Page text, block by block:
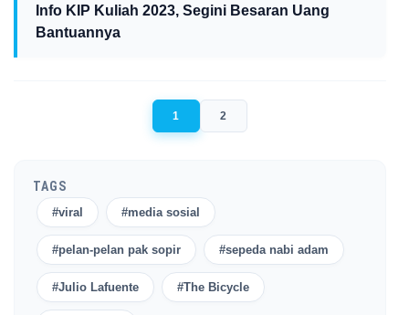
Info KIP Kuliah 2023, Segini Besaran Uang
Bantuannya
1 2
TAGS
#viral #media sosial
#pelan-pelan pak sopir #sepeda nabi adam
#Julio Lafuente #The Bicycle